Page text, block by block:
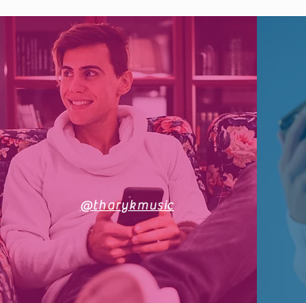
@tharykmusic